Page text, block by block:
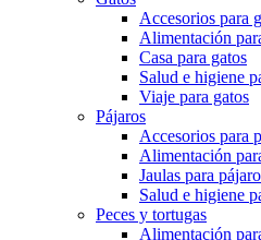
Accesorios para
Alimentación
Casa para gatos
Salud e higiene
Viaje para gatos
Pájaros
Accesorios para
Alimentación
Jaulas para
Salud e higiene
Peces y tortugas
Alimentación